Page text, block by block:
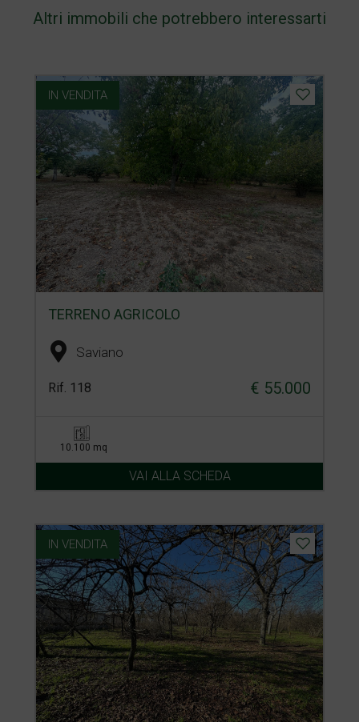
Altri immobili che potrebbero interessarti
IN VENDITA
TERRENO AGRICOLO
Saviano
Rif. 118 € 55.000
10.100 mq
VAI ALLA SCHEDA
IN VENDITA